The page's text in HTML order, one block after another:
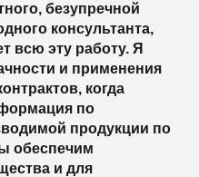
безупречной
консультанта,
всю эту работу. Я
и применения
когда
по
продукции по
обеспечим
и для